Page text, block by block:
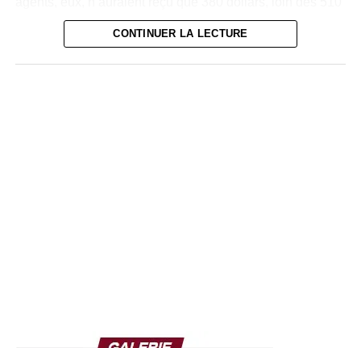
dollars initialement promis.
CONTINUER LA LECTURE